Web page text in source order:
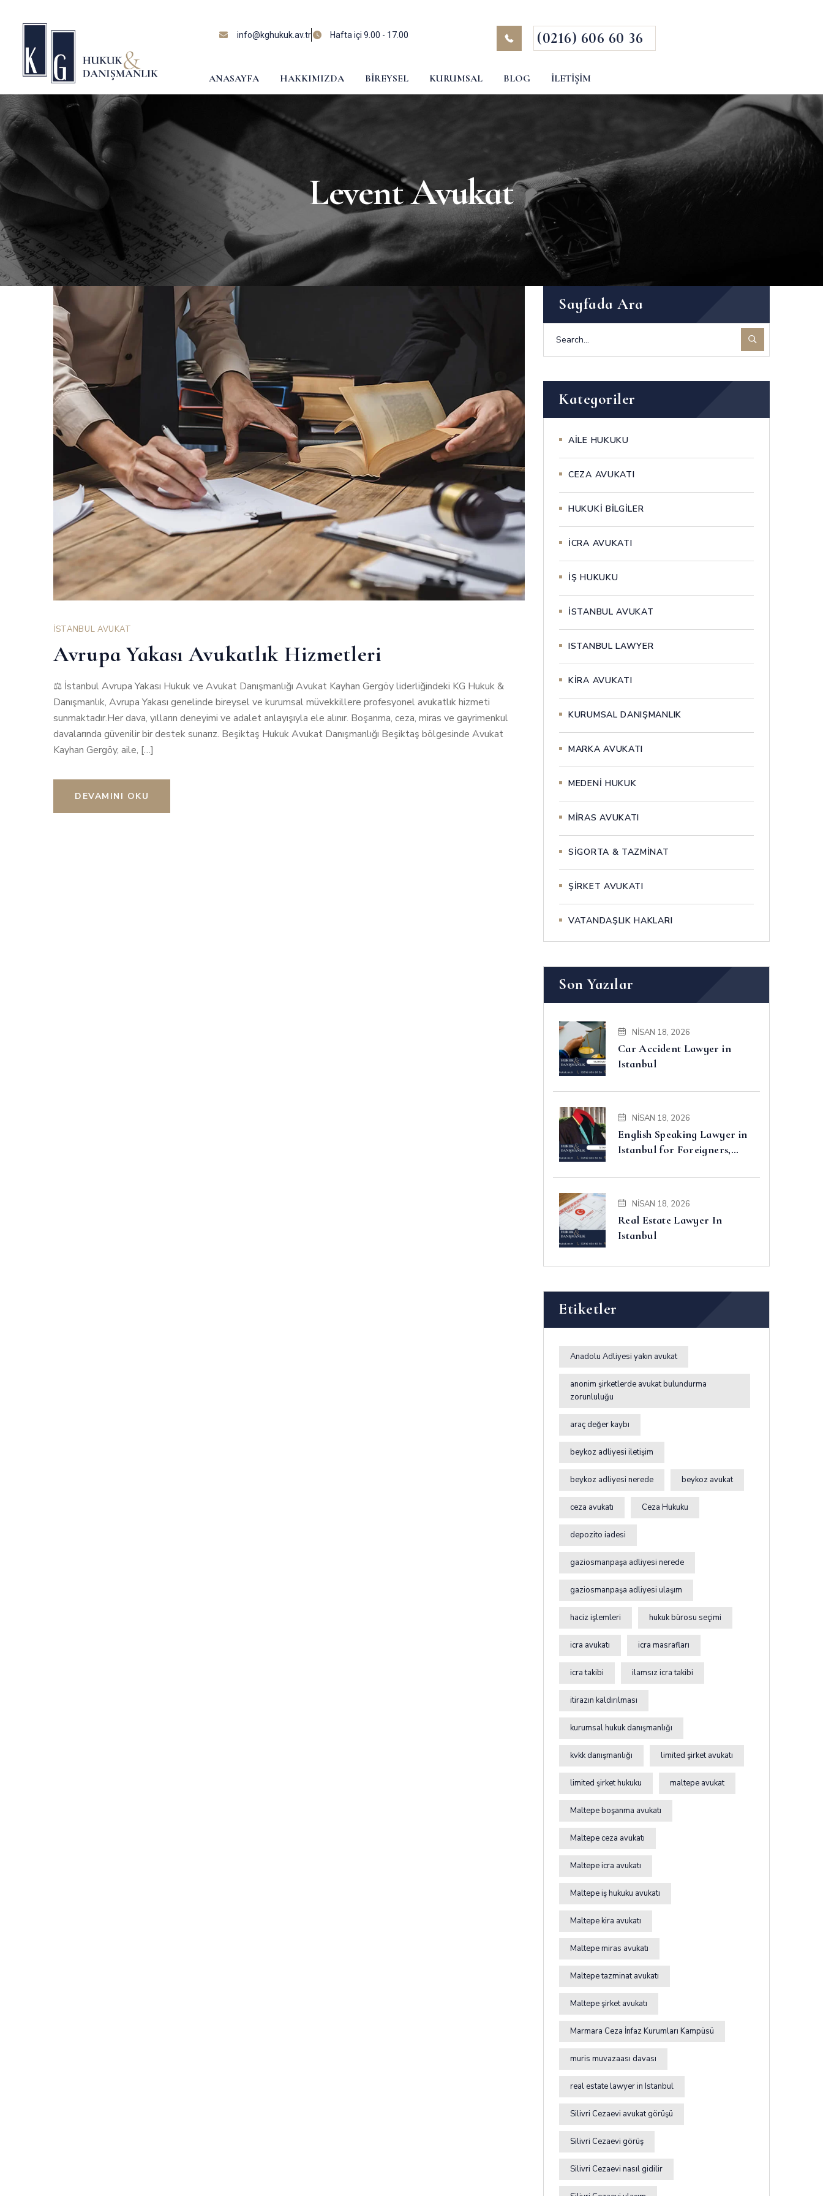
info@kghukuk.av.tr Hafta içi 9.00 - 17.00 (0216) 606 60 36
ANASAYFA HAKKIMIZDA BIREYSEL KURUMSAL BLOG İLETIŞIM
Levent Avukat
İSTANBUL AVUKAT
Avrupa Yakası Avukatlık Hizmetleri
⚖️ İstanbul Avrupa Yakası Hukuk ve Avukat Danışmanlığı Avukat Kayhan Gergöy liderliğindeki KG Hukuk &
Danışmanlık, Avrupa Yakası genelinde bireysel ve kurumsal müvekkillere profesyonel avukatlık hizmeti
sunmaktadır.Her dava, yılların deneyimi ve adalet anlayışıyla ele alınır. Boşanma, ceza, miras ve gayrimenkul
davalarında güvenilir bir destek sunarız. Beşiktaş Hukuk Avukat Danışmanlığı Beşiktaş bölgesinde Avukat
Kayhan Gergöy, aile, […]
DEVAMINI OKU
Sayfada Ara
Kategoriler
AİLE HUKUKU
CEZA AVUKATI
HUKUKİ BİLGİLER
İCRA AVUKATI
İŞ HUKUKU
İSTANBUL AVUKAT
ISTANBUL LAWYER
KİRA AVUKATI
KURUMSAL DANIŞMANLIK
MARKA AVUKATI
MEDENİ HUKUK
MİRAS AVUKATI
SİGORTA & TAZMİNAT
ŞİRKET AVUKATI
VATANDAŞLIK HAKLARI
Son Yazılar
NISAN 18, 2026
Car Accident Lawyer in
Istanbul
NISAN 18, 2026
English Speaking Lawyer in
Istanbul for Foreigners,
Disputes
NISAN 18, 2026
Real Estate Lawyer In
Istanbul
Etiketler
Anadolu Adliyesi yakın avukat
anonim şirketlerde avukat bulundurma
zorunluluğu
araç değer kaybı
beykoz adliyesi iletişim
beykoz adliyesi nerede beykoz avukat
ceza avukatı Ceza Hukuku
depozito iadesi
gaziosmanpaşa adliyesi nerede
gaziosmanpaşa adliyesi ulaşım
haciz işlemleri hukuk bürosu seçimi
icra avukatı icra masrafları
icra takibi ilamsız icra takibi
itirazın kaldırılması
kurumsal hukuk danışmanlığı
kvkk danışmanlığı limited şirket avukatı
limited şirket hukuku maltepe avukat
Maltepe boşanma avukatı
Maltepe ceza avukatı
Maltepe icra avukatı
Maltepe iş hukuku avukatı
Maltepe kira avukatı
Maltepe miras avukatı
Maltepe tazminat avukatı
Maltepe şirket avukatı
Marmara Ceza İnfaz Kurumları Kampüsü
muris muvazaası davası
real estate lawyer in Istanbul
Silivri Cezaevi avukat görüşü
Silivri Cezaevi görüş
Silivri Cezaevi nasıl gidilir